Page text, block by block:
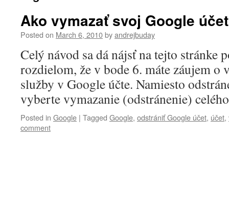
Ako vymazať svoj Google účet
Posted on March 6, 2010byandrejbuday
Celý návod sa dá nájsť na tejto stránke
rozdielom, že v bode 6. máte záujem o
služby v Google účte. Namiesto
vyberte vymazanie (odstránenie)
Posted in Google | Tagged Google, odstrániť Google účet, účet,
comment